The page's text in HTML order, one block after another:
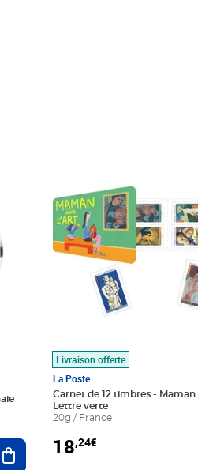
Ajouter au panier
Livraison offerte
La Poste
Carnet de 12 timbres - Maman
Lettre verte
20g / France
18,24€